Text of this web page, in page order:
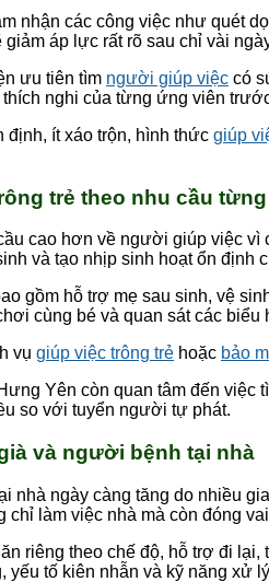
nhận các công việc như quét
áp lực rất rõ sau chỉ vài
ưu tiên tìm người giúp việc có
nghi của từng ứng viên
ít xáo trộn, hình thức giúp
trẻ theo nhu cầu
cao hơn về người giúp việc
và tạo nhịp sinh hoạt ổn định
gồm hỗ trợ mẹ sau sinh, vệ
cùng bé và quan sát các biểu
vụ giúp việc trông trẻ hoặc bảo
Yên còn quan tâm đến
so với tuyển người tự phát.
và người bệnh tại nhà
nhà ngày càng tăng do nhiều
chỉ làm việc nhà mà còn đóng
riêng theo chế độ, hỗ trợ đi
yếu tố kiên nhẫn và kỹ năng xử